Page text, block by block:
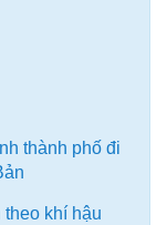
thành phố đi
khí hậu